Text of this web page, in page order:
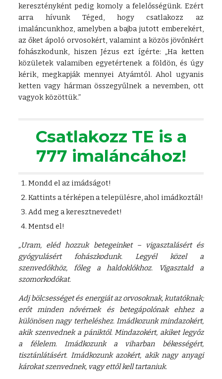
keresztényként pedig komoly a felelősségünk. Ezért
arra hívunk Téged, hogy csatlakozz az
imaláncunkhoz, amelyben a bajba jutott emberekért,
az őket ápoló orvosokért, valamint a közös jövőnkért
fohászkodunk, hiszen Jézus ezt ígérte: „Ha ketten
közületek valamiben egyetértenek a földön, és úgy
kérik, megkapják mennyei Atyámtól. Ahol ugyanis
ketten vagy hárman összegyűlnek a nevemben, ott
vagyok közöttük.”
Csatlakozz TE is a
777 imaláncához!
Mondd el az imádságot!
Kattints a térképen a településre, ahol imádkoztál!
Add meg a keresztnevedet!
Mentsd el!
„Uram, eléd hozzuk betegeinket – vigasztalásért és
gyógyulásért fohászkodunk. Legyél közel a
szenvedőkhöz, főleg a haldoklókhoz. Vigasztald a
szomorkodókat.
Adj bölcsességet és energiát az orvosoknak, kutatóknak;
erőt minden nővérnek és betegápolónak ehhez a
különösen nagy terheléshez. Imádkozunk mindazokért,
akik szenvednek a pániktól. Mindazokért, akiket legyőz
a félelem. Imádkozunk a viharban békességért,
tisztánlátásért. Imádkozunk azokért, akik nagy anyagi
károkat szenvednek, vagy ettől kell tartaniuk.